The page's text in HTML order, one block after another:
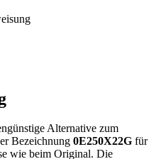
Alternative zum
Bezeichnung 0E250X22G für
wie beim Original. Die